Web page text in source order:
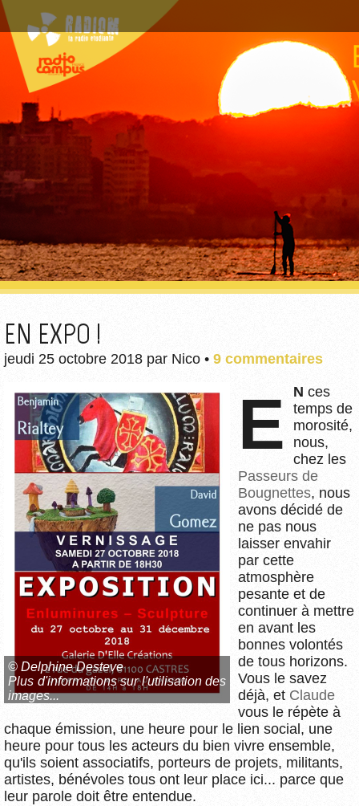
EN EXPO !
jeudi 25 octobre 2018 par Nico • 9 commentaires
© Delphine Desteve
Plus d'informations sur l'utilisation des
images...
EN ces
temps de
morosité,
nous,
chez les
Passeurs de
Bougnettes, nous
avons décidé de
ne pas nous
laisser envahir
par cette
atmosphère
pesante et de
continuer à mettre
en avant les
bonnes volontés
de tous horizons.
Vous le savez
déjà, et Claude
vous le répète à
chaque émission, une heure pour le lien social, une
heure pour tous les acteurs du bien vivre ensemble,
qu'ils soient associatifs, porteurs de projets, militants,
artistes, bénévoles tous ont leur place ici... parce que
leur parole doit être entendue.